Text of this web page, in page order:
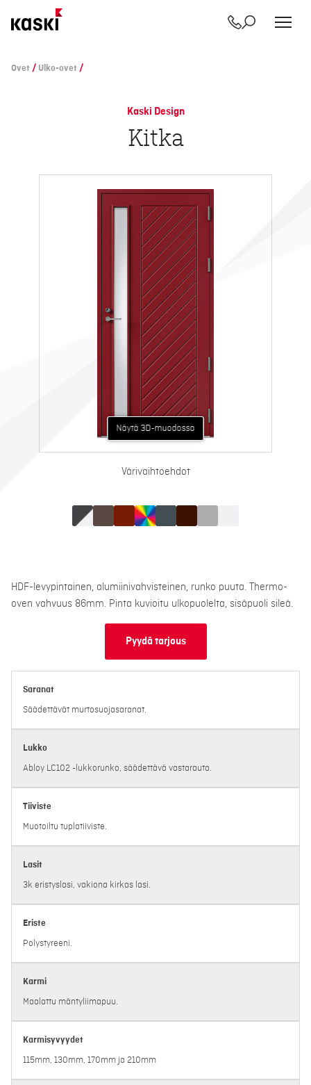
sisältöön
Yhteystiedot
Etsi
Ovet / Ulko-ovet /
Kaski Design
Kitka
Näytä 3D-muodossa
Näytä AR-muodossa
Värivaihtoehdot
HDF-levypintainen, alumiinivahvisteinen, runko puuta. Thermo-
oven vahvuus 86mm. Pinta kuvioitu ulkopuolelta, sisäpuoli sileä.
Pyydä tarjous
Saranat
Säädettävät murtosuojasaranat.
Lukko
Abloy LC102 -lukkorunko, säädettävä vastarauta.
Tiiviste
Muotoiltu tuplatiiviste.
Lasit
3k eristyslasi, vakiona kirkas lasi.
Eriste
Polystyreeni.
Karmi
Maalattu mäntyliimapuu.
Karmisyvyydet
115mm, 130mm, 170mm ja 210mm